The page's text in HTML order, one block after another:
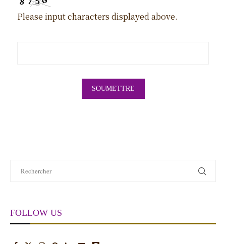
Please input characters displayed above.
FOLLOW US